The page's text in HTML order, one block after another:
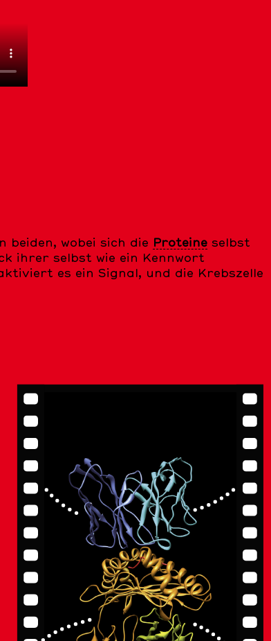
beiden, wobei sich die Proteine selbst
ihrer selbst wie ein Kennwort
es ein Signal, und die Krebszelle